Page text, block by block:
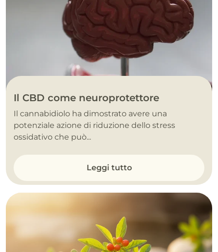
Il CBD come neuroprotettore
Il cannabidiolo ha dimostrato avere una
potenziale azione di riduzione dello stress
ossidativo che può...
Leggi tutto